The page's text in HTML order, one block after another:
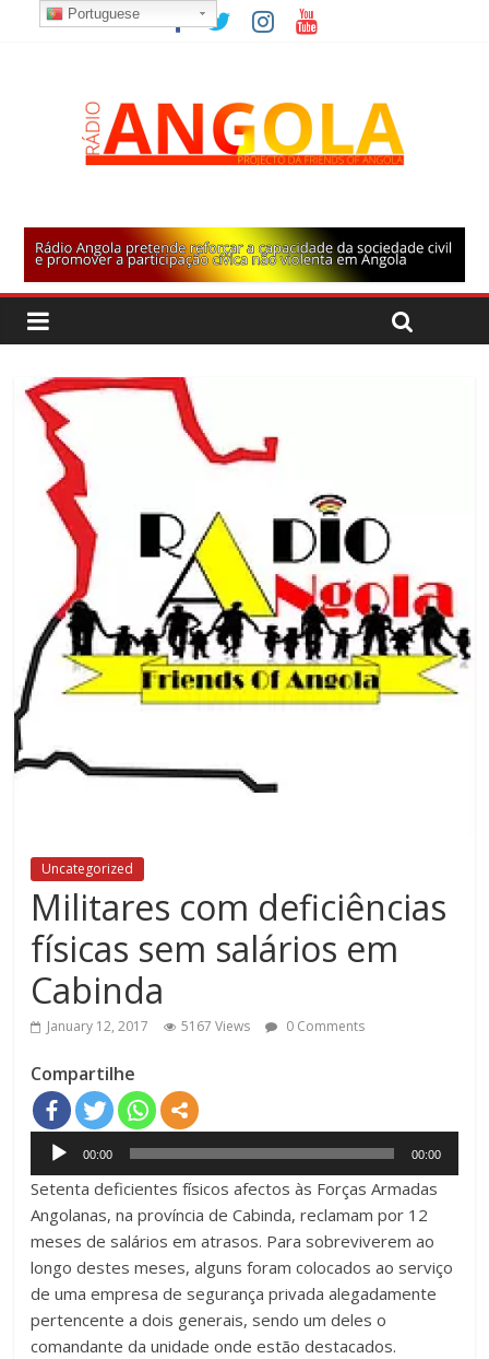
Uncategorized
Militares com deficiências
físicas sem salários em
Cabinda
January 12, 2017 5167 Views 0 Comments
Compartilhe
Audio
Player
00:00 00:00
Setenta deficientes físicos afectos às Forças Armadas
Angolanas, na província de Cabinda, reclamam por 12
meses de salários em atrasos. Para sobreviverem ao
longo destes meses, alguns foram colocados ao serviço
de uma empresa de segurança privada alegadamente
pertencente a dois generais, sendo um deles o
comandante da unidade onde estão destacados.
Portuguese